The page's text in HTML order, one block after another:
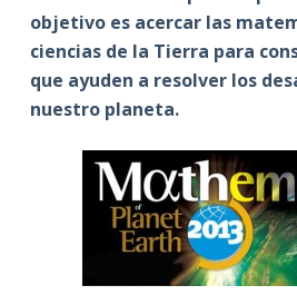
objetivo es acercar las
ciencias de la Tierra para
que ayuden a resolver los
nuestro planeta.